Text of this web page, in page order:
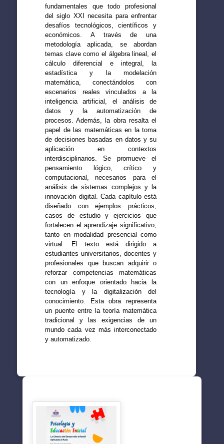
fundamentales que todo profesional
del siglo XXI necesita para enfrentar
desafíos tecnológicos, científicos y
económicos. A través de una
metodología aplicada, se abordan
temas clave como el álgebra lineal, el
cálculo diferencial e integral, la
estadística y la modelación
matemática, conectándolos con
escenarios reales vinculados a la
inteligencia artificial, el análisis de
datos y la automatización de
procesos. Además, la obra resalta el
papel de las matemáticas en la toma
de decisiones basadas en datos y su
aplicación en contextos
interdisciplinarios. Se promueve el
pensamiento lógico, crítico y
computacional, necesarios para el
análisis de sistemas complejos y la
innovación digital. Cada capítulo está
diseñado con ejemplos prácticos,
casos de estudio y ejercicios que
fortalecen el aprendizaje significativo,
tanto en modalidad presencial como
virtual. El texto está dirigido a
estudiantes universitarios, docentes y
profesionales que buscan adquirir o
reforzar competencias matemáticas
con un enfoque orientado hacia la
tecnología y la digitalización del
conocimiento. Esta obra representa
un puente entre la teoría matemática
tradicional y las exigencias de un
mundo cada vez más interconectado
y automatizado.